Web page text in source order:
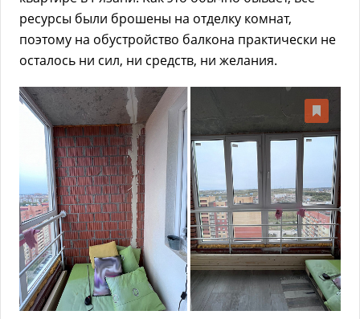
ресурсы были брошены на отделку комнат,
поэтому на обустройство балкона практически не
осталось ни сил, ни средств, ни желания.